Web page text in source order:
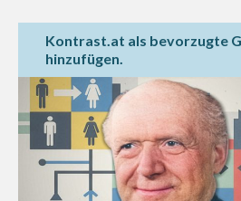
Kontrast.at als bevorzugte
hinzufügen.